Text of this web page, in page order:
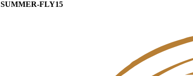
SUMMER-FLY15